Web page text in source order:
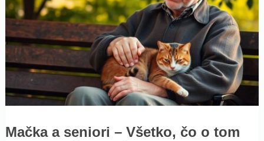
Mačka a seniori – Všetko, čo o tom